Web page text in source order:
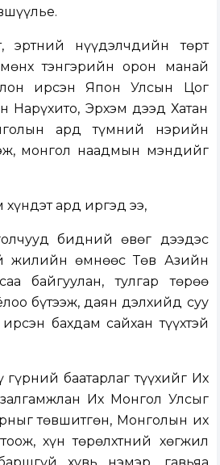
эртний нүүдэлчдийн төрт
тэнгэрийн орон манай
ирсэн Япон Улсын Цог
Нарүхито, Эрхэм дээд Хатан
ард түмний нэрийн
монгол наадмын мэндийг
ард иргэд ээ,
бидний өвөг дээдэс
жилийн өмнөөс Төв Азийн
байгуулан, тулгар төрөө
бүтээж, даян дэлхийд суу
бахдам сайхан түүхтэй
гүрний баатарлаг түүхийг Их
Их Монгол Улсыг
төвшитгөн, Монголын их
хүн төрөлхтний хөгжил